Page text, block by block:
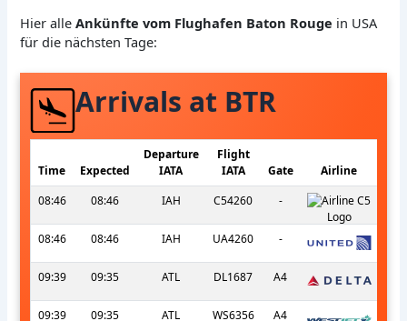
Hier alleAnkünfte vom Flughafen Baton Rouge in USA
für die nächsten Tage:
Arrivals at BTR
Time Expected
Departure
IATA
Flight
IATA
Gate
Airline
08:46
08:46 IAH C54260 -
08:46 08:46 IAH UA4260 -
09:39 09:35 ATL DL1687 A4
09:39 09:35 ATL WS6356 A4